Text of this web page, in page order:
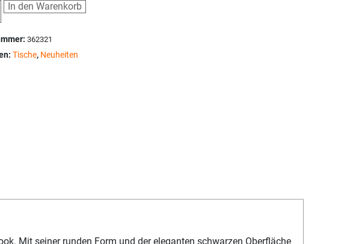
In den Warenkorb
362321
Tische, Neuheiten
Mit seiner runden Form und der eleganten schwarzen Oberfläche